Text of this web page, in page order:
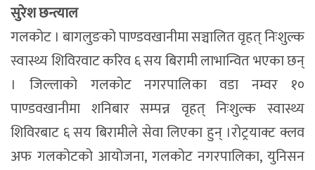
सुरेश छन्त्याल
गलकोट । बागलुङको पाण्डवखानीमा सञ्चालित वृहत् निःशुल्क
स्वास्थ्य शिविरवाट करिव ६ सय बिरामी लाभान्वित भएका छन्
। जिल्लाको गलकोट नगरपालिका वडा नम्वर १०
पाण्डवखानीमा शनिबार सम्पन्न वृहत् निःशुल्क स्वास्थ्य
शिविरबाट ६ सय बिरामीले सेवा लिएका हुन् ।रोट्रयाक्ट क्लव
अफ गलकोटको आयोजना, गलकोट नगरपालिका, युनिसन